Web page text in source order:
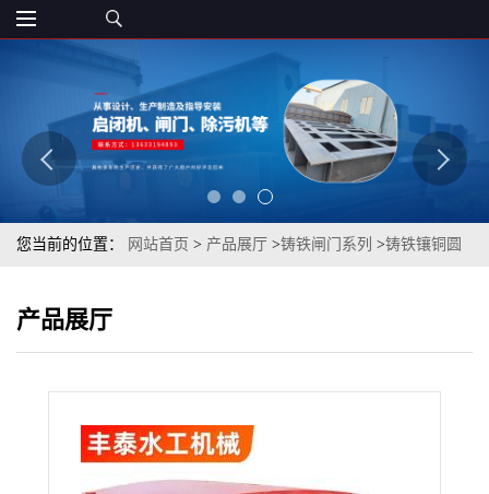
您当前的位置： 网站首页 > 产品展厅 >铸铁闸门系列 >铸铁镶铜圆
产品展厅